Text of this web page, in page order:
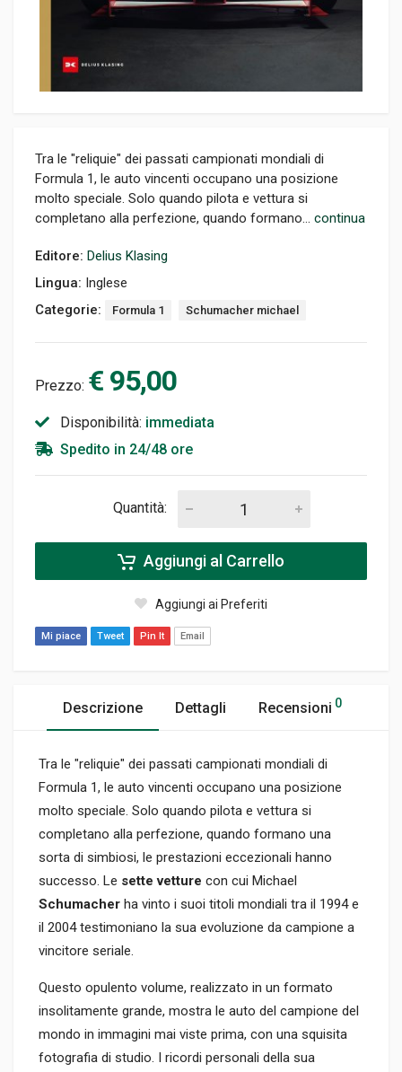
Tra le "reliquie" dei passati campionati mondiali di
Formula 1, le auto vincenti occupano una posizione
molto speciale. Solo quando pilota e vettura si
completano alla perfezione, quando formano... continua
Editore: Delius Klasing
Lingua: Inglese
Categorie:
Formula 1 Schumacher michael
Prezzo: € 95,00
Disponibilità: immediata
Spedito in 24/48 ore
Quantità:
Aggiungi al Carrello
Aggiungi ai Preferiti
Mi piace Tweet Pin It Email
Descrizione Dettagli Recensioni 0
Tra le "reliquie" dei passati campionati mondiali di
Formula 1, le auto vincenti occupano una posizione
molto speciale. Solo quando pilota e vettura si
completano alla perfezione, quando formano una
sorta di simbiosi, le prestazioni eccezionali hanno
successo. Le sette vetture con cui Michael
Schumacher ha vinto i suoi titoli mondiali tra il 1994 e
il 2004 testimoniano la sua evoluzione da campione a
vincitore seriale.
Questo opulento volume, realizzato in un formato
insolitamente grande, mostra le auto del campione del
mondo in immagini mai viste prima, con una squisita
fotografia di studio. I ricordi personali della sua